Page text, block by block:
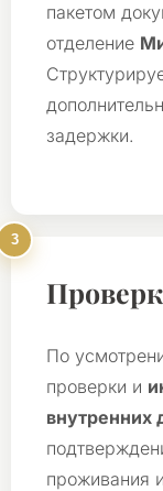
пакетом
отделение
задержки.
По
проверки и
внутренних
проживания